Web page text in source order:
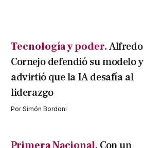
Tecnología y poder.Alfredo
Cornejo defendió su modelo y
advirtió que la IA desafía al
liderazgo
PorSimón Bordoni